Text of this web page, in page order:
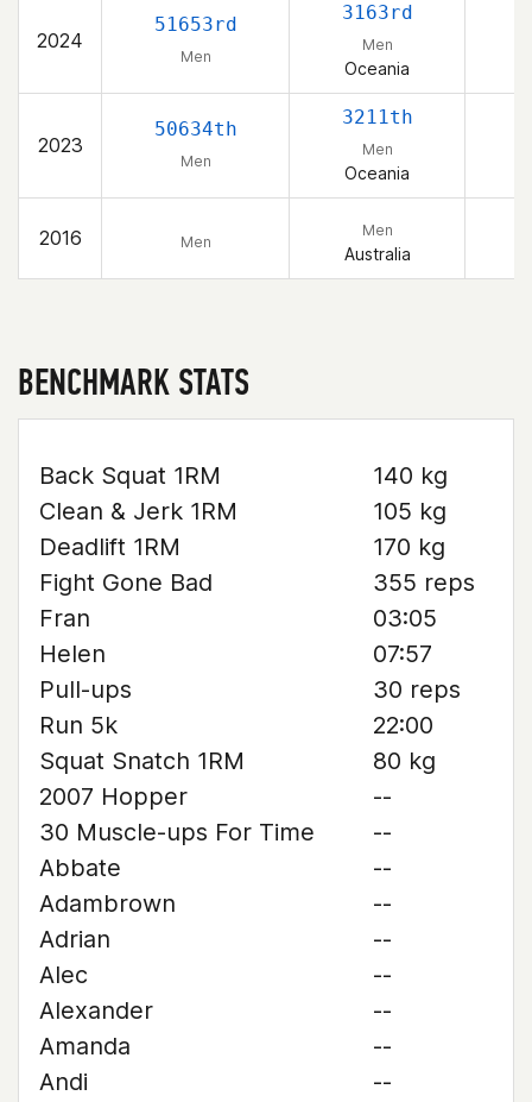
2024
51653rd
Men
3163rd
Men
Oceania
2023
50634th
Men
3211th
Men
Oceania
2016 Men
Men
Australia
BENCHMARK STATS
Back Squat 1RM
140 kg
Clean & Jerk 1RM
105 kg
Deadlift 1RM
170 kg
Fight Gone Bad
355 reps
Fran
03:05
Helen
07:57
Pull-ups
30 reps
Run 5k
22:00
Squat Snatch 1RM
80 kg
2007 Hopper
--
30 Muscle-ups For Time
--
Abbate
--
Adambrown
--
Adrian
--
Alec
--
Alexander
--
Amanda
--
Andi
--